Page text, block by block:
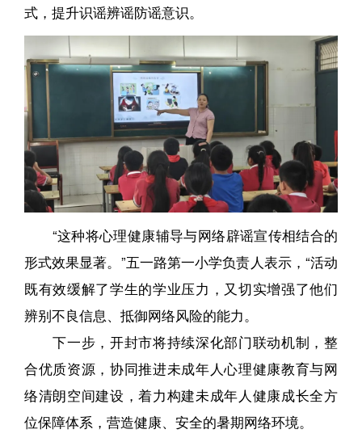
式，提升识谣辨谣防谣意识。
“这种将心理健康辅导与网络辟谣宣传相结合的
形式效果显著。”五一路第一小学负责人表示，“活动
既有效缓解了学生的学业压力，又切实增强了他们
辨别不良信息、抵御网络风险的能力。
下一步，开封市将持续深化部门联动机制，整
合优质资源，协同推进未成年人心理健康教育与网
络清朗空间建设，着力构建未成年人健康成长全方
位保障体系，营造健康、安全的暑期网络环境。